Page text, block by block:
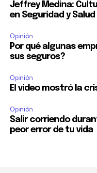
Jeffrey Medina:
en Seguridad y
Opinión
Por qué algunas
sus seguros?
Opinión
El video mostró la
Opinión
Salir corriendo
peor error de tu vida